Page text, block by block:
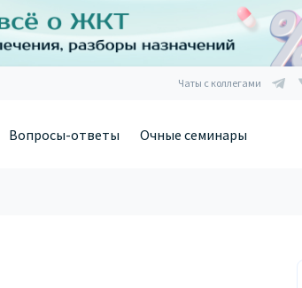
Чаты с коллегами
Вопросы-ответы Очные семинары